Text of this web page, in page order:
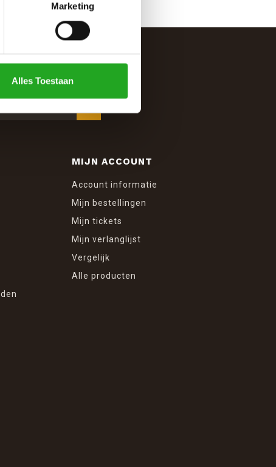
Marketing
Alles Toestaan
MIJN ACCOUNT
Account informatie
Mijn bestellingen
Mijn tickets
Mijn verlanglijst
Vergelijk
Alle producten